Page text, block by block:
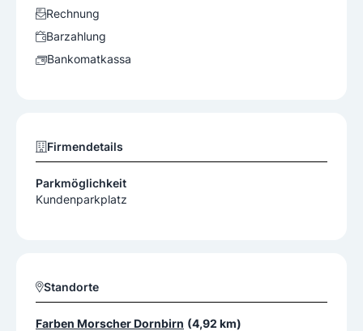
Rechnung
Barzahlung
Bankomatkassa
Firmendetails
Parkmöglichkeit
Kundenparkplatz
Standorte
Farben Morscher Dornbirn (4,92 km)